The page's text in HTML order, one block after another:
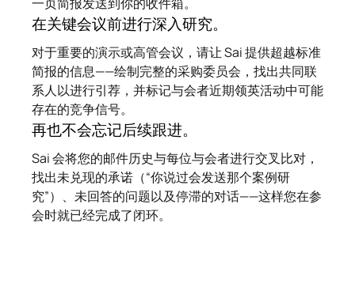
在关键会议前进行深入研究。
对于重要的演示或高管会议，请让 Sai 提供超越标准
简报的信息——绘制完整的采购委员会，找出共同联
系人以进行引荐，并标记与会者近期领英活动中可能
存在的竞争信号。
再也不会忘记后续跟进。
Sai 会将您的邮件历史与每位与会者进行交叉比对，
找出未兑现的承诺（“你说过会发送那个案例研
究”）、未回答的问题以及停滞的对话——这样您在参
会时就已经完成了闭环。